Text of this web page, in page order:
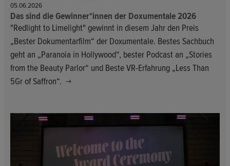
05.06.2026
Das sind die Gewinner*innen der Doxumentale 2026
"Redlight to Limelight" gewinnt in diesem Jahr den Preis
„Bester Dokumentarfilm“ der Doxumentale. Bestes Sachbuch
geht an „Paranoia in Hollywood“, bester Podcast an „Stories
from the Beauty Parlor“ und Beste VR-Erfahrung „Less Than
5Gr of Saffron“.